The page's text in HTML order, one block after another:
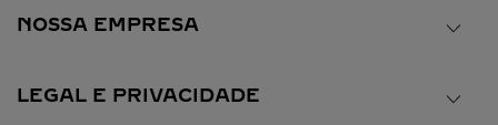
NOSSA EMPRESA
LEGAL E PRIVACIDADE